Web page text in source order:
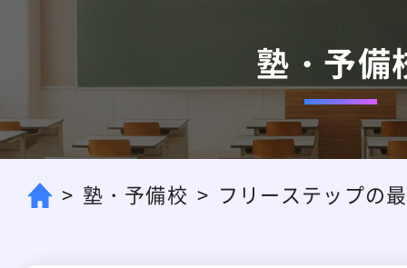
塾・予備
塾・予備校 フリーステップの